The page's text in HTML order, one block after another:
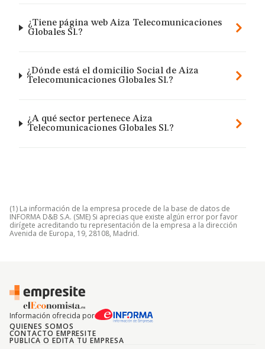
¿Tiene página web Aiza Telecomunicaciones
Globales Sl.?
¿Dónde está el domicilio Social de Aiza
Telecomunicaciones Globales Sl.?
¿A qué sector pertenece Aiza
Telecomunicaciones Globales Sl.?
(1) La información de la empresa procede de la base de datos de
INFORMA D&B S.A. (SME) Si aprecias que existe algún error por favor
dirígete acreditando tu representación de la empresa a la dirección
Avenida de Europa, 19, 28108, Madrid.
Información ofrecida por
QUIENES SOMOS
CONTACTO EMPRESITE
PUBLICA O EDITA TU EMPRESA